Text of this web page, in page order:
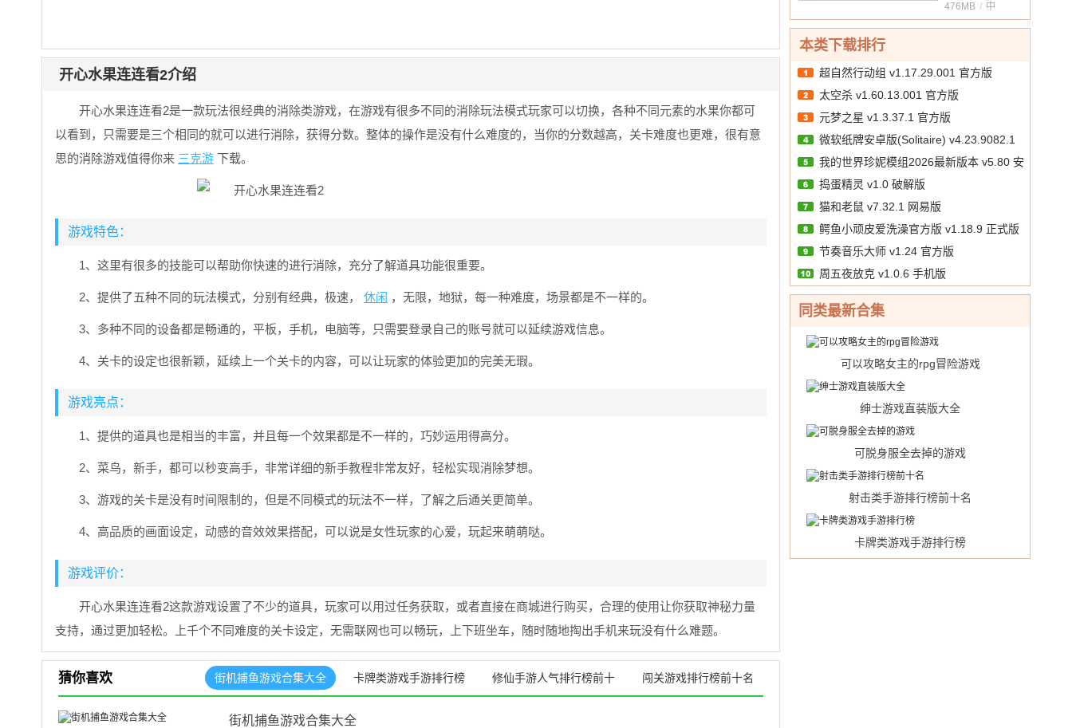
开心水果连连看2介绍
开心水果连连看2是一款玩法很经典的消除类游戏，在游戏有很多不同的消除玩法模式玩家可以切换，各种不同元素的水果你都可
以看到，只需要是三个相同的就可以进行消除，获得分数。整体的操作是没有什么难度的，当你的分数越高，关卡难度也更难，很有意
思的消除游戏值得你来 三克游 下载。
游戏特色：
1、这里有很多的技能可以帮助你快速的进行消除，充分了解道具功能很重要。
2、提供了五种不同的玩法模式，分别有经典，极速， 休闲 ，无限，地狱，每一种难度，场景都是不一样的。
3、多种不同的设备都是畅通的，平板，手机，电脑等，只需要登录自己的账号就可以延续游戏信息。
4、关卡的设定也很新颖，延续上一个关卡的内容，可以让玩家的体验更加的完美无瑕。
游戏亮点：
1、提供的道具也是相当的丰富，并且每一个效果都是不一样的，巧妙运用得高分。
2、菜鸟，新手，都可以秒变高手，非常详细的新手教程非常友好，轻松实现消除梦想。
3、游戏的关卡是没有时间限制的，但是不同模式的玩法不一样，了解之后通关更简单。
4、高品质的画面设定，动感的音效效果搭配，可以说是女性玩家的心爱，玩起来萌萌哒。
游戏评价：
开心水果连连看2这款游戏设置了不少的道具，玩家可以用过任务获取，或者直接在商城进行购买，合理的使用让你获取神秘力量
支持，通过更加轻松。上千个不同难度的关卡设定，无需联网也可以畅玩，上下班坐车，随时随地掏出手机来玩没有什么难题。
猜你喜欢 街机捕鱼游戏合集大全 卡牌类游戏手游排行榜 修仙手游人气排行榜前十 闯关游戏排行榜前十名
街机捕鱼游戏合集大全
v1.49.1 最新版
476MB / 中
文 / 10.00
本类下载排行
超自然行动组 v1.17.29.001 官方版
太空杀 v1.60.13.001 官方版
元梦之星 v1.3.37.1 官方版
微软纸牌安卓版(Solitaire) v4.23.9082.1
手机版
我的世界珍妮模组2026最新版本 v5.80 安
卓版
捣蛋精灵 v1.0 破解版
猫和老鼠 v7.32.1 网易版
鳄鱼小顽皮爱洗澡官方版 v1.18.9 正式版
节奏音乐大师 v1.24 官方版
周五夜放克 v1.0.6 手机版
同类最新合集
可以攻略女主的rpg冒险游戏
绅士游戏直装版大全
可脱身服全去掉的游戏
射击类手游排行榜前十名
卡牌类游戏手游排行榜